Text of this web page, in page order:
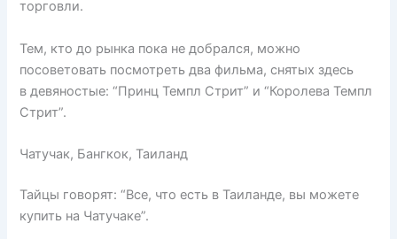
торговли.
Тем, кто до рынка пока не добрался, можно
посоветовать посмотреть два фильма, снятых здесь
в девяностые: “Принц Темпл Стрит” и “Королева Темпл
Стрит”.
Чатучак, Бангкок, Таиланд
Тайцы говорят: “Все, что есть в Таиланде, вы можете
купить на Чатучаке”.